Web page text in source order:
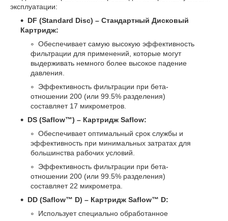
эксплуатации:
DF (Standard Disc) – Стандартный Дисковый
Картридж:
Обеспечивает самую высокую эффективность
фильтрации для применений, которые могут
выдерживать немного более высокое падение
давления.
Эффективность фильтрации при бета-
отношении 200 (или 99.5% разделения)
составляет 17 микрометров.
DS (Saflow™) – Картридж Saflow:
Обеспечивает оптимальный срок службы и
эффективность при минимальных затратах для
большинства рабочих условий.
Эффективность фильтрации при бета-
отношении 200 (или 99.5% разделения)
составляет 22 микрометра.
DD (Saflow™ D) – Картридж Saflow™ D:
Использует специально обработанное